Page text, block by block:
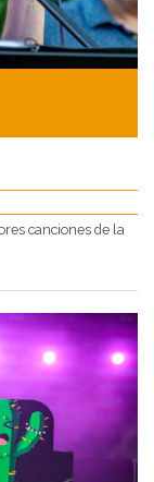
canciones de la